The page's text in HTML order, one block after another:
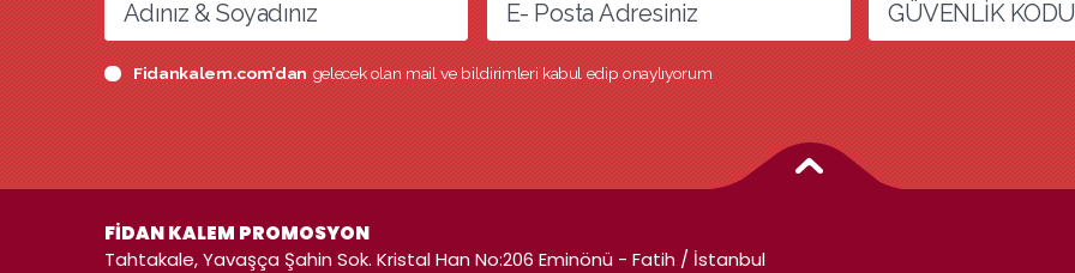
Fidankalem.com’dangelecek olan mail ve bildirimleri kabul edip onaylıyorum
FİDAN KALEM PROMOSYON
Tahtakale, Yavaşça Şahin Sok. Kristal Han No:206 Eminönü - Fatih / İstanbul